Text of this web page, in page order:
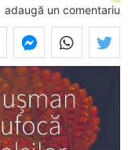
adaugă un comentariu